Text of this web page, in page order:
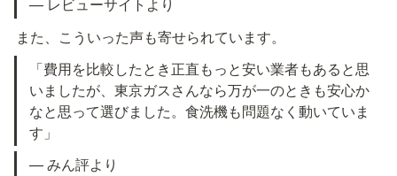
— レビューサイトより
また、こういった声も寄せられています。
「費用を比較したとき正直もっと安い業者もあると思
いましたが、東京ガスさんなら万が一のときも安心か
なと思って選びました。食洗機も問題なく動いていま
す」
— みん評より